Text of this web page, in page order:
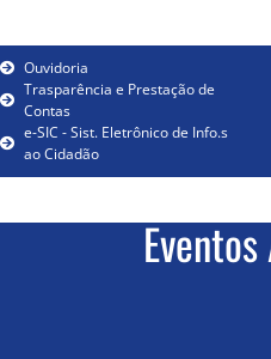
Ouvidoria
Trasparência e Prestação de
Contas
e-SIC - Sist. Eletrônico de Info.s
ao Cidadão